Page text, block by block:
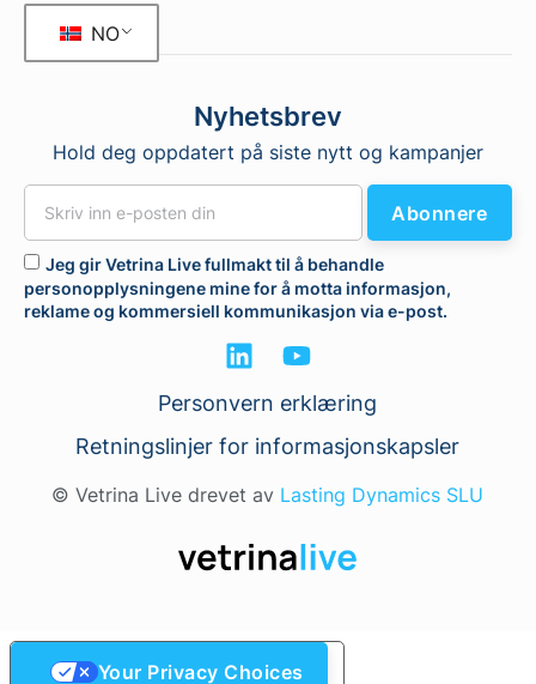
NO
Nyhetsbrev
Hold deg oppdatert på siste nytt og kampanjer
Jeg gir Vetrina Live fullmakt til å behandle
personopplysningene mine for å motta informasjon,
reklame og kommersiell kommunikasjon via e-post.
Abonnere
Personvern erklæring
Retningslinjer for informasjonskapsler
© Vetrina Live drevet av Lasting Dynamics SLU
Your Privacy Choices